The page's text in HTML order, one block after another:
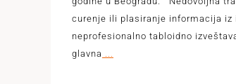
curenje ili plasiranje informacija iz
neprofesionalno tabloidno
glavna